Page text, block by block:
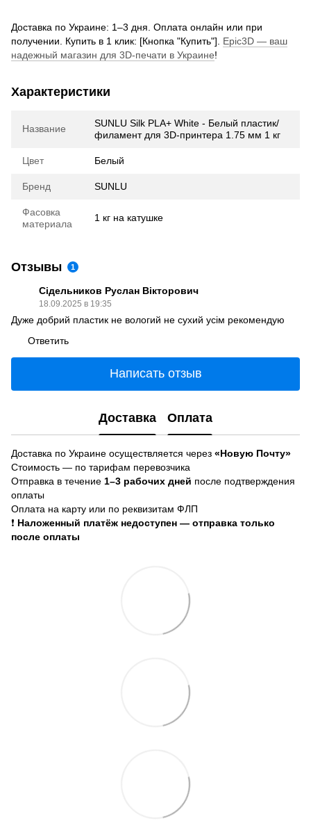
Доставка по Украине: 1–3 дня. Оплата онлайн или при
получении. Купить в 1 клик: [Кнопка "Купить"]. Epic3D — ваш
надежный магазин для 3D-печати в Украине!
Характеристики
Название
SUNLU Silk PLA+ White - Белый пластик/
филамент для 3D-принтера 1.75 мм 1 кг
Цвет Белый
Бренд SUNLU
Фасовка
материала
1 кг на катушке
Отзывы 1
Сідельников Руслан Вікторович
18.09.2025 в 19:35
Дуже добрий пластик не вологий не сухий усім рекомендую
Ответить
Написать отзыв
Доставка Оплата
Доставка по Украине осуществляется через «Новую Почту»
Стоимость — по тарифам перевозчика
Отправка в течение 1–3 рабочих дней после подтверждения
оплаты
Оплата на карту или по реквизитам ФЛП
❗ Наложенный платёж недоступен — отправка только
после оплаты